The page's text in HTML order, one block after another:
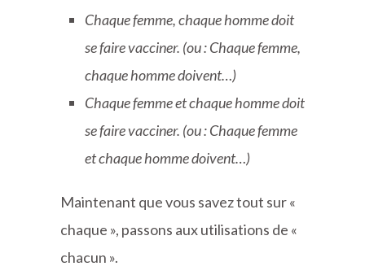
Chaque femme, chaque homme doit
se faire vacciner. (ou : Chaque femme,
chaque homme doivent…)
Chaque femme et chaque homme doit
se faire vacciner. (ou : Chaque femme
et chaque homme doivent…)
Maintenant que vous savez tout sur «
chaque », passons aux utilisations de «
chacun ».